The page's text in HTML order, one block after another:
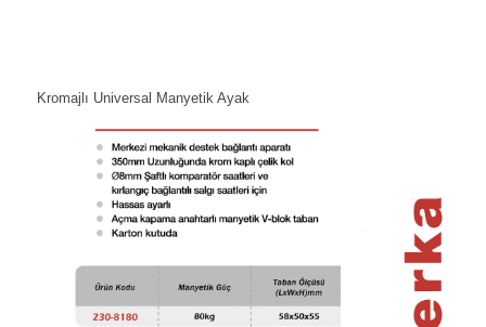
Kromajlı Universal Manyetik Ayak